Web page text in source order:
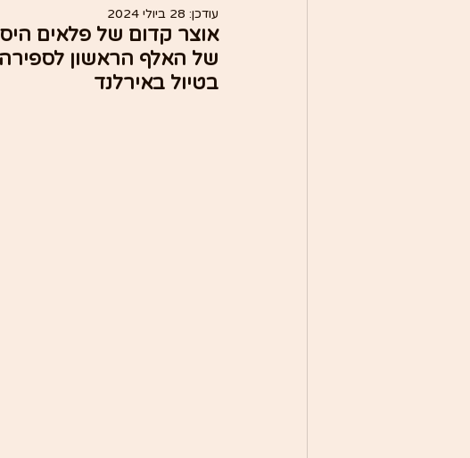
עודכן: 28 ביולי 2024
אוצר קדום של פלאים
של האלף הראשון
בטיול באירלנד